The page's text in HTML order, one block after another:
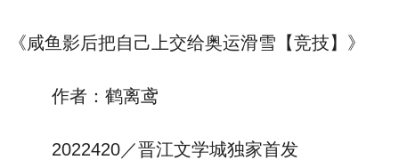
《咸鱼影后把自己上交给奥运滑雪【竞技】》
作者：鹤离鸢
2022420／晋江文学城独家首发